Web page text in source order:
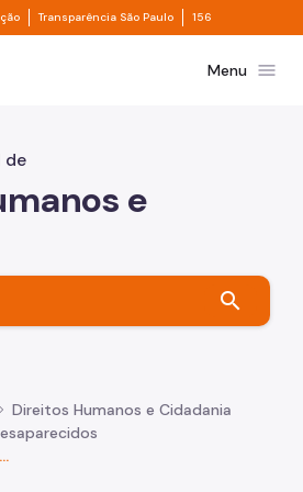
principal
Divisor de acesso à informação
Transparência São Paulo Divisor de
156
São PauloMenu menu
de
e
search
Direitos Humanos e Cidadania
Perguntas frequentes